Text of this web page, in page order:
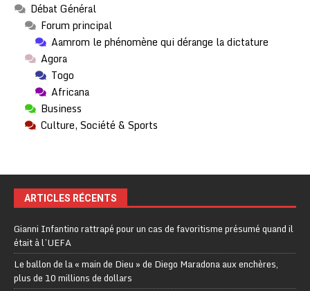
Débat Général
Forum principal
Aamrom le phénomène qui dérange la dictature
Agora
Togo
Africana
Business
Culture, Société & Sports
ARTICLES RÉCENTS
Gianni Infantino rattrapé pour un cas de favoritisme présumé quand il
était à l’UEFA
Le ballon de la « main de Dieu » de Diego Maradona aux enchères,
plus de 10 millions de dollars